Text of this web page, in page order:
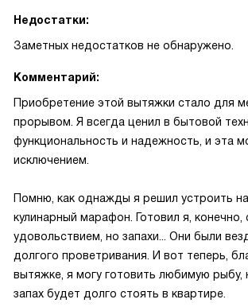
Недостатки:
Заметных недостатков не обнаружено.
Комментарий:
Приобретение этой вытяжки стало для
прорывом. Я всегда ценил в бытовой
функциональность и надежность, и эта
исключением.
Помню, как однажды я решил устроить
кулинарный марафон. Готовил я, конечно,
удовольствием, но запахи... Они были
долгого проветривания. И вот теперь,
вытяжке, я могу готовить любимую рыбу,
запах будет долго стоять в квартире.